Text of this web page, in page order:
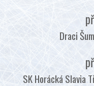
Draci
SK Horácká Slavia